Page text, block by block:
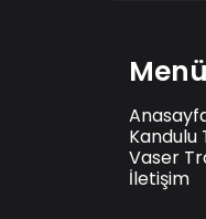
Menü
Kandulu
Vaser
İletişim